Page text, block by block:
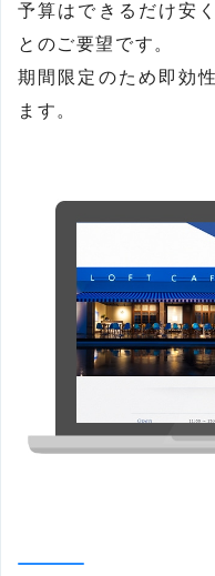
予算はできるだけ安
とのご要望です。
期間限定のため即効
ます。